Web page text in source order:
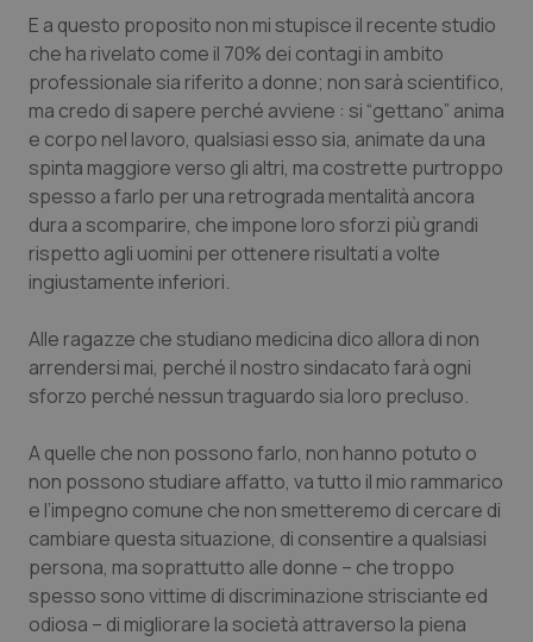
Calabria
Campania
Emilia-Romagna
Friuli Venezia Giulia
Liguria
Marche
Molise
Piemonte
Asma & BPCO
Car-T
Colesterolo & coronaropatie
Dermatite Atopica
Disturbi dell’umore
Donna & Salute
Epatiti
HIV
E a questo proposito non mi stupisce il recente studio
che ha rivelato come il 70% dei contagi in ambito
professionale sia riferito a donne; non sarà scientifico,
ma credo di sapere perché avviene : si “gettano” anima
e corpo nel lavoro, qualsiasi esso sia, animate da una
spinta maggiore verso gli altri, ma costrette purtroppo
spesso a farlo per una retrograda mentalità ancora
dura a scomparire, che impone loro sforzi più grandi
rispetto agli uomini per ottenere risultati a volte
ingiustamente inferiori.
Alle ragazze che studiano medicina dico allora di non
arrendersi mai, perché il nostro sindacato farà ogni
sforzo perché nessun traguardo sia loro precluso.
A quelle che non possono farlo, non hanno potuto o
non possono studiare affatto, va tutto il mio rammarico
e l’impegno comune che non smetteremo di cercare di
cambiare questa situazione, di consentire a qualsiasi
persona, ma soprattutto alle donne – che troppo
spesso sono vittime di discriminazione strisciante ed
odiosa – di migliorare la società attraverso la piena